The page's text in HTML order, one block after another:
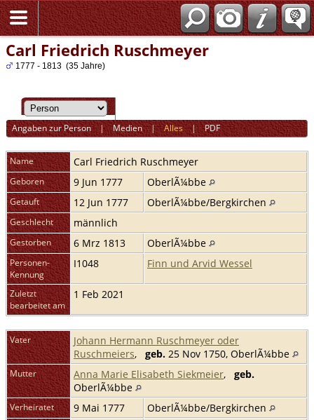
Carl Friedrich Ruschmeyer
1777 - 1813 (35 Jahre)
Angaben zur Person|Medien|Alles|PDF
Name Carl Friedrich Ruschmeyer
Geboren 9 Jun 1777 OberlÃ¼bbe
Getauft 12 Jun 1777 OberlÃ¼bbe/Bergkirchen
Geschlecht männlich
Gestorben 6 Mrz 1813 OberlÃ¼bbe
Personen-
Kennung
I1048 Finn und Arvid Wessel
Zuletzt
bearbeitet am
1 Feb 2021
Vater
Johann Hermann Ruschmeyer oder
Ruschmeiers, geb. 25 Nov 1750, OberlÃ¼bbe
Mutter Anna Marie Elisabeth Siekmeier, geb.
OberlÃ¼bbe
Verheiratet 9 Mai 1777 OberlÃ¼bbe/Bergkirchen